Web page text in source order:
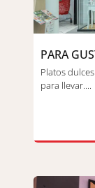
PARA
Platos
para llevar....